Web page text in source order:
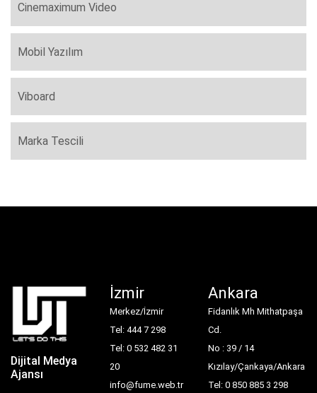
Cinemaximum Video
Mobil Yazılım
Viboard
Marka Tescili
Dijital Medya
Ajansı
İzmir
Merkez/İzmir
Tel: 444 7 298
Tel: 0 532 482 31
20
info@fume.web.tr
Ankara
Fidanlık Mh Mithatpaşa
Cd.
No : 39 / 14
Kızılay/Çankaya/Ankara
Tel: 0 850 885 3 298